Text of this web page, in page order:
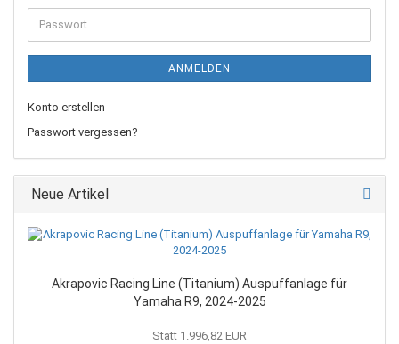
Adresse
Passwort
ANMELDEN
Konto erstellen
Passwort vergessen?
Neue Artikel
Akrapovic Racing Line (Titanium) Auspuffanlage für
Yamaha R9, 2024-2025
Statt 1.996,82 EUR